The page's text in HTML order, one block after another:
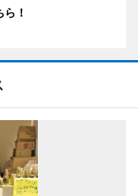
！